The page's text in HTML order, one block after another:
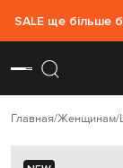
SALE ще більше
Главная Женщинам